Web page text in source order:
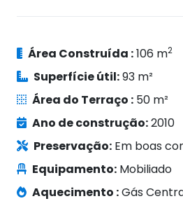
Área Construída :106 m2
Superfície útil:93 m²
Área do Terraço : 50 m²
Ano de construção:2010
Preservação: Em boas
Equipamento: Mobiliado
Aquecimento :Gás